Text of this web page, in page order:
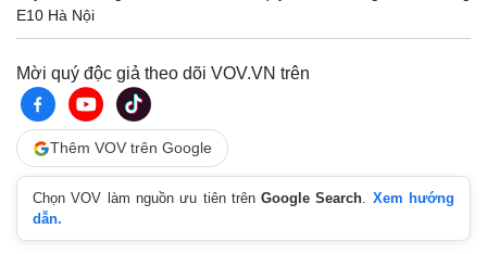
Thể thao
Bóng đá
Lịch thi đấu bóng đá
Thế giới thể thao
eSports
Hậu trường
Ô tô - Xe máy
E10 Hà Nội
Mời quý độc giả theo dõi VOV.VN trên
Thêm VOV trên Google
Chọn VOV làm nguồn ưu tiên trênGoogle Search. Xem hướng
dẫn.